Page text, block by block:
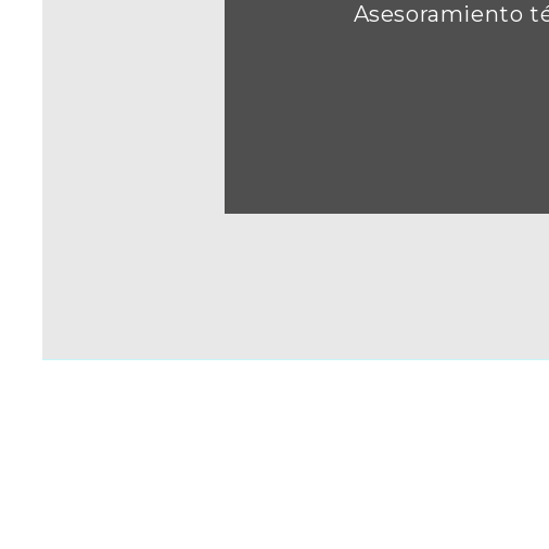
Asesoramiento